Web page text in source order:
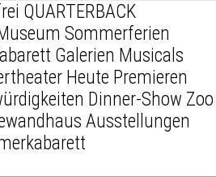
QUARTERBACK
Sommerferien
Galerien Musicals
Heute Premieren
Dinner-Show Zoo
Ausstellungen